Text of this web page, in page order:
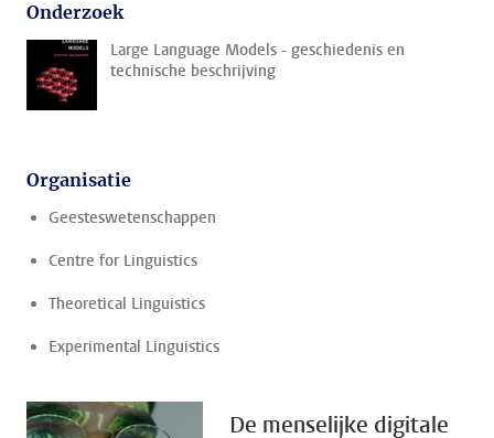
Onderzoek
Large Language Models - geschiedenis en
technische beschrijving
Organisatie
Geesteswetenschappen
Centre for Linguistics
Theoretical Linguistics
Experimental Linguistics
De menselijke digitale